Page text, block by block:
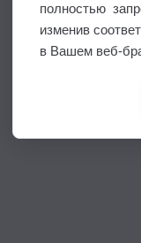
полностью
изменив
в Вашем веб-